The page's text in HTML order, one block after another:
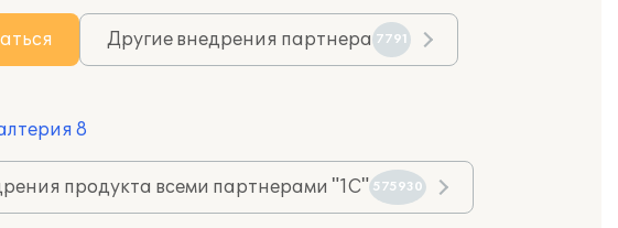
Другие внедрения партнера 7791
8
продукта всеми партнерами "1С" 575930